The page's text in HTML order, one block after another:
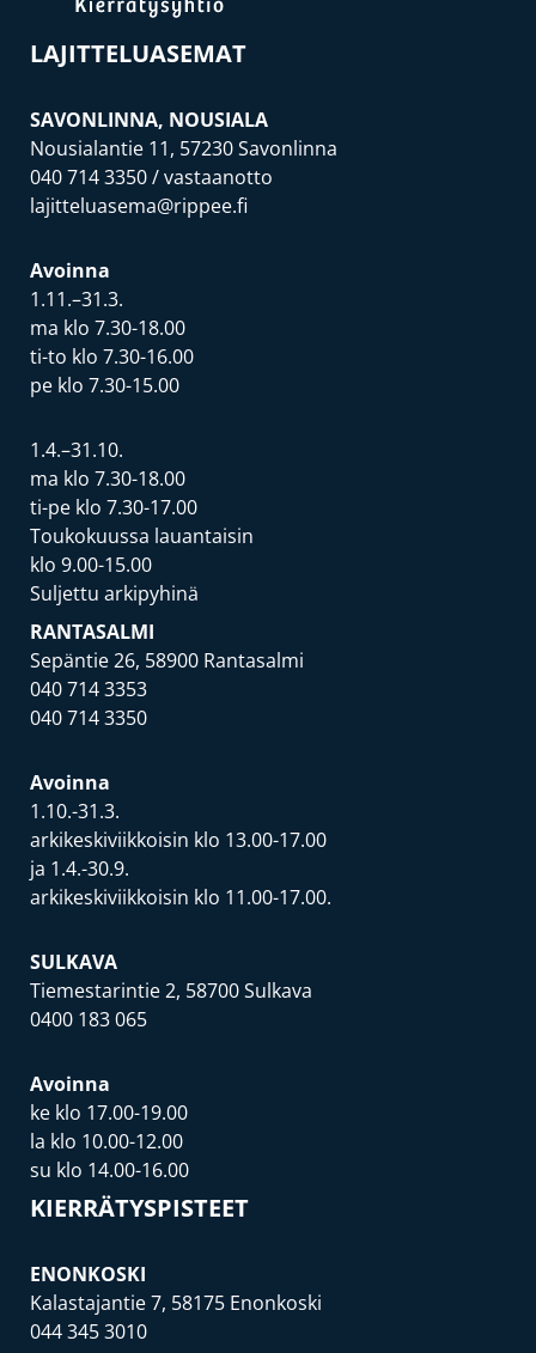
LAJITTELUASEMAT
SAVONLINNA, NOUSIALA
Nousialantie 11, 57230 Savonlinna
040 714 3350/ vastaanotto
lajitteluasema@rippee.fi
Avoinna
1.11.–31.3.
ma klo 7.30-18.00
ti-to klo 7.30-16.00
pe klo 7.30-15.00
1.4.–31.10.
ma klo 7.30-18.00
ti-pe klo 7.30-17.00
Toukokuussa lauantaisin
klo 9.00-15.00
Suljettu arkipyhinä
RANTASALMI
Sepäntie 26, 58900 Rantasalmi
040 714 3353
040 714 3350
Avoinna
1.10.-31.3.
arkikeskiviikkoisin klo 13.00-17.00
ja 1.4.-30.9.
arkikeskiviikkoisin klo 11.00-17.00.
SULKAVA
Tiemestarintie 2, 58700 Sulkava
0400 183 065
Avoinna
ke klo 17.00-19.00
la klo 10.00-12.00
su klo 14.00-16.00
KIERRÄTYSPISTEET
ENONKOSKI
Kalastajantie 7, 58175 Enonkoski
044 345 3010